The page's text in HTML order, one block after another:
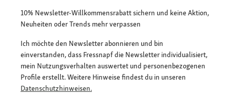
10% Newsletter-Willkommensrabatt sichern und keine Aktion,
Neuheiten oder Trends mehr verpassen
Ich möchte den Newsletter abonnieren und bin
einverstanden, dass Fressnapf die Newsletter individualisiert,
mein Nutzungsverhalten auswertet und personenbezogenen
Profile erstellt. Weitere Hinweise findest du in unseren
Datenschutzhinweisen.